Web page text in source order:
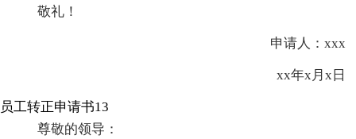
敬礼！
申请人：xxx
xx年x月x日
员工转正申请书13
尊敬的领导：